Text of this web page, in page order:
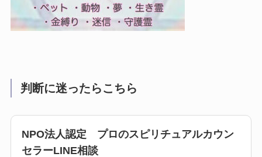
判断に迷ったらこちら
NPO法人認定 プロのスピリチュアルカウン
セラーLINE相談